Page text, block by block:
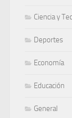
Ciencia y
Deportes
Economía
Educación
General